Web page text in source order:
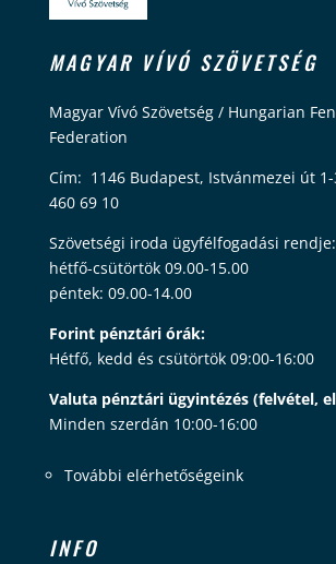
MAGYAR VÍVÓ SZÖVETSÉG
Magyar Vívó Szövetség / Hungarian
Federation
Cím: 1146 Budapest, Istvánmezei út
460 69 10
Szövetségi iroda ügyfélfogadási rendje:
hétfő-csütörtök 09.00-15.00
péntek: 09.00-14.00
Forint pénztári órák:
Hétfő, kedd és csütörtök 09:00-16:00
Valuta pénztári ügyintézés (felvétel,
Minden szerdán 10:00-16:00
További elérhetőségeink
INFO